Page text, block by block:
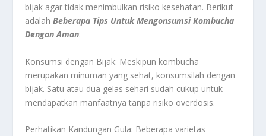
bijak agar tidak menimbulkan risiko kesehatan. Berikut
adalahBeberapa Tips Untuk Mengonsumsi Kombucha
Dengan Aman:
Konsumsi dengan Bijak: Meskipun kombucha
merupakan minuman yang sehat, konsumsilah dengan
bijak. Satu atau dua gelas sehari sudah cukup untuk
mendapatkan manfaatnya tanpa risiko overdosis.
Perhatikan Kandungan Gula: Beberapa varietas